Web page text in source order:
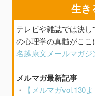
生き
テレビや雑誌では決
の心理学の真髄がこ
名越康文メールマガジ
メルマガ最新記事
・
【メルマガvol.130